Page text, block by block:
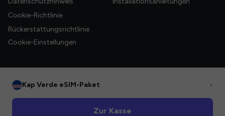
Cookie-Richtlinie
Rückerstattungsrichtlinie
Cookie-Einstellungen
Kap Verde eSIM-Paket •
Zur Kasse